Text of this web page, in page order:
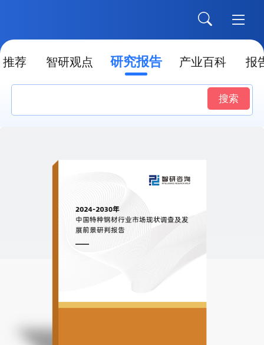
推荐 智研观点 研究报告 产业百科 报
搜索